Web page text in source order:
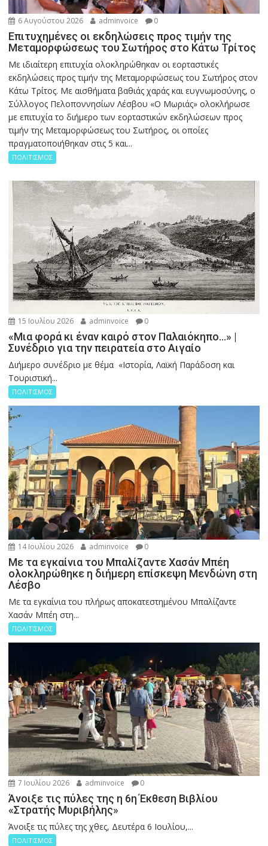
6 Αυγούστου 2026 adminvoice 0
Επιτυχημένες οι εκδηλώσεις προς τιμήν της
Μεταμορφώσεως του Σωτήρος στο Κάτω Τρίτος
Με ιδιαίτερη επιτυχία ολοκληρώθηκαν οι εορταστικές
εκδηλώσεις προς τιμήν της Μεταμορφώσεως του Σωτήρος στον
Κάτω Τρίτος. Με αισθήματα βαθιάς χαράς και ευγνωμοσύνης, ο
Σύλλογος Πελοποννησίων Λέσβου «Ο Μωριάς» ολοκλήρωσε
με επιτυχία το διήμερο των εορταστικών εκδηλώσεων προς
τιμήν της Μεταμορφώσεως του Σωτήρος, οι οποίες
πραγματοποιήθηκαν στις 5 και...
ΠΟΛΙΤΙΣΜΟΣ
15 Ιουλίου 2026 adminvoice 0
«Μια φορά κι έναν καιρό στον Παλαιόκηπο…» |
Συνέδριο για την πειρατεία στο Αιγαίο
Διήμερο συνέδριο με θέμα «Ιστορία, Λαϊκή Παράδοση και
Τουριστική...
ΠΟΛΙΤΙΣΜΟΣ
14 Ιουλίου 2026 adminvoice 0
Με τα εγκαίνια του Μπαλίζαντε Χασάν Μπέη
ολοκληρώθηκε η διήμερη επίσκεψη Μενδώνη στη
Λέσβο
Με τα εγκαίνια του πλήρως αποκατεστημένου Μπαλίζαντε
Χασάν Μπέη στη...
ΠΟΛΙΤΙΣΜΟΣ
7 Ιουλίου 2026 adminvoice 0
Άνοιξε τις πύλες της η 6η Έκθεση Βιβλίου
«Στρατής Μυριβήλης»
Άνοιξε τις πύλες της χθες, Δευτέρα 6 Ιουλίου,...
ΠΟΛΙΤΙΣΜΟΣ